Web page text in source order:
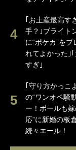
｢お土産最高す
手？｣ブライト
に“ポケカ”を
れてよかった｣
すぎ｣
｢守り方かっこ
の“ワンオペ騒
ー！ボールも
応”に新婚の板
続々エール！